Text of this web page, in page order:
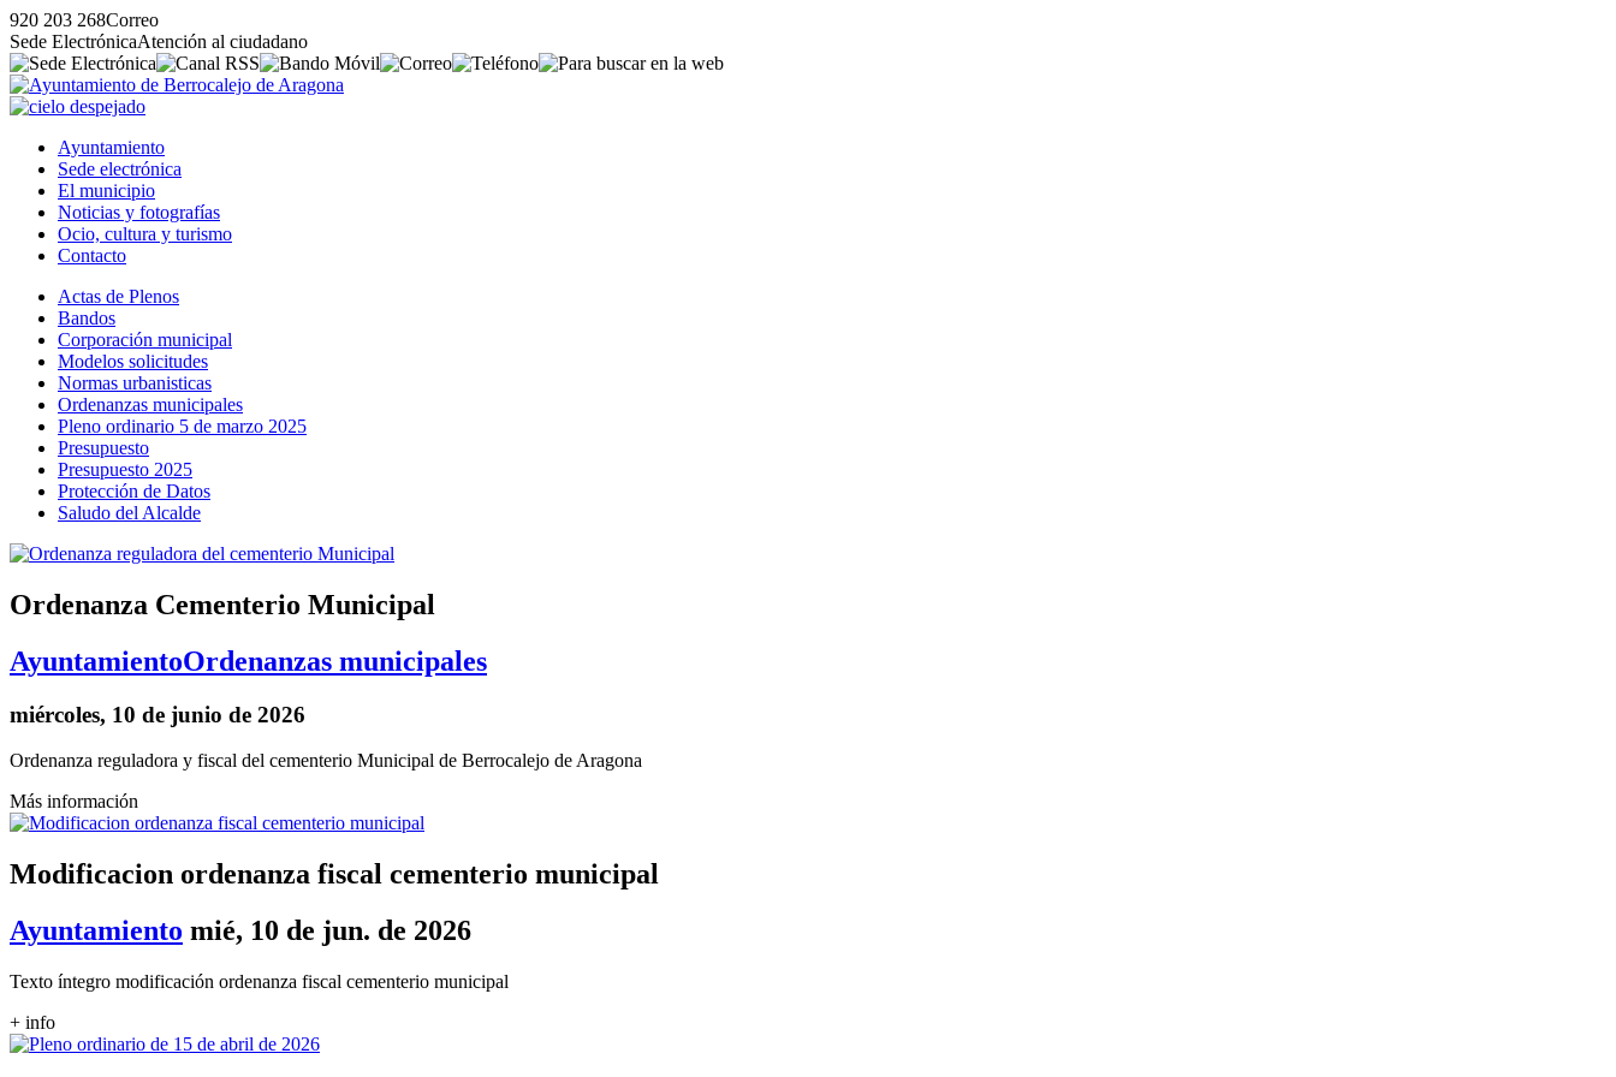
920 203 268Correo
Sede ElectrónicaAtención al ciudadano
Ayuntamiento
Sede electrónica
El municipio
Noticias y fotografías
Ocio, cultura y turismo
Contacto
Actas de Plenos
Bandos
Corporación municipal
Modelos solicitudes
Normas urbanisticas
Ordenanzas municipales
Pleno ordinario 5 de marzo 2025
Presupuesto
Presupuesto 2025
Protección de Datos
Saludo del Alcalde
Ordenanza Cementerio Municipal
AyuntamientoOrdenanzas municipales
miércoles, 10 de junio de 2026
Ordenanza reguladora y fiscal del cementerio Municipal de Berrocalejo de Aragona
Más información
Modificacion ordenanza fiscal cementerio municipal
Ayuntamiento mié, 10 de jun. de 2026
Texto íntegro modificación ordenanza fiscal cementerio municipal
+ info